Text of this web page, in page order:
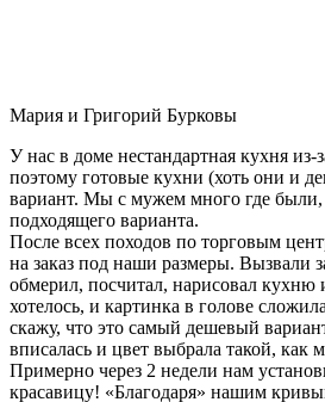
Мария и Григорий Бурковы
У нас в доме нестандартная кухня из-
поэтому готовые кухни (хоть они и
вариант. Мы с мужем много где
подходящего варианта.
После всех походов по торговым
на заказ под наши размеры. Вызвали
обмерил, посчитал, нарисовал кухню
хотелось, и картинка в голове
скажу, что это самый дешевый
вписалась и цвет выбрала такой, как
Примерно через 2 недели нам
красавицу! «Благодаря» нашим